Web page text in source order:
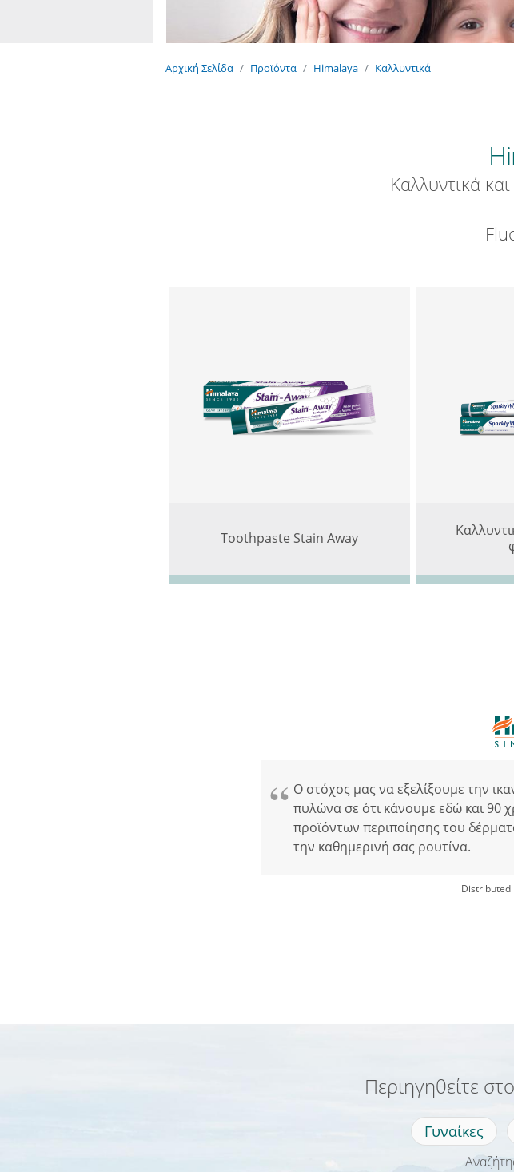
Αρχική Σελίδα Προϊόντα Himalaya Καλλυντικά
Καλλυντικά
Toothpaste Stain Away
Ο στόχος μας να εξελίξουμε την
πυλώνα σε ότι κάνουμε εδώ και 90
προϊόντων περιποίησης του
την καθημερινή σας ρουτίνα.
Distributed
Περιηγηθείτε
Γυναίκες